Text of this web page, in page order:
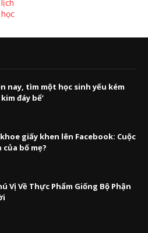
nay, tìm một học sinh yếu kém
đáy bể’
giấy khen lên Facebook: Cuộc
bố mẹ?
Vị Về Thực Phẩm Giống Bộ Phận